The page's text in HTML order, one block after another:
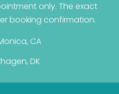
only. The exact
booking confirmation.
CA
DK